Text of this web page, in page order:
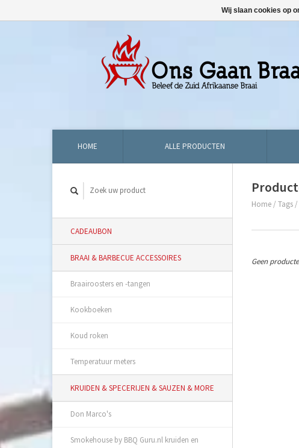
HOME ALLE PRODUCTEN
CADEAUBON
BRAAI & BARBECUE ACCESSOIRES
Braairoosters en -tangen
Kookboeken
Koud roken
Temperatuur meters
KRUIDEN & SPECERIJEN & SAUZEN & MORE
Don Marco's
Smokehouse by BBQ Guru.nl kruiden en
Home / Tags /
Geen
Wij slaan cookies op